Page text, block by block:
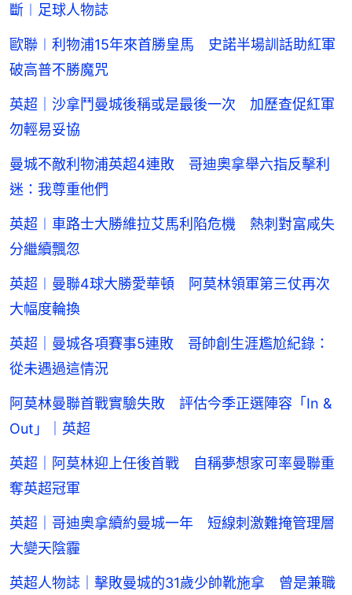
斷︱足球人物誌
歐聯︱利物浦15年來首勝皇馬 史諾半場訓話助紅軍
破高普不勝魔咒
英超｜沙拿鬥曼城後稱或是最後一次 加歷查促紅軍
勿輕易妥協
曼城不敵利物浦英超4連敗 哥迪奧拿舉六指反擊利
迷：我尊重他們
英超︱車路士大勝維拉艾馬利陷危機 熱刺對富咸失
分繼續飄忽
英超︱曼聯4球大勝愛華頓 阿莫林領軍第三仗再次
大幅度輪換
英超｜曼城各項賽事5連敗 哥帥創生涯尷尬紀錄：
從未遇過這情況
阿莫林曼聯首戰實驗失敗 評估今季正選陣容「In &
Out」｜英超
英超｜阿莫林迎上任後首戰 自稱夢想家可率曼聯重
奪英超冠軍
英超｜哥迪奧拿續約曼城一年 短線刺激難掩管理層
大變天陰霾
英超人物誌｜擊敗曼城的31歲少帥靴施拿 曾是兼職